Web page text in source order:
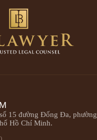
15 đường Đống Đa, phường
Hồ Chí Minh.